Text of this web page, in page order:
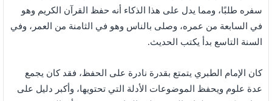
سفره طلبًا، ومما يدل على هذا الذكاء أنه حفظ القرآن الكريم وهو
في السابعة من عمره، وصلى بالناس وهو في الثامنة من العمر، وفي
السنة التاسع بدأ يكتب الحديث.
كان الإمام الطبري يتمتع بقدرة نادرة على الحفظ، فقد كان يجمع
عدة علوم ويحفظ الموضوعات الأدلة التي تحتويها، وأكبر دليل على